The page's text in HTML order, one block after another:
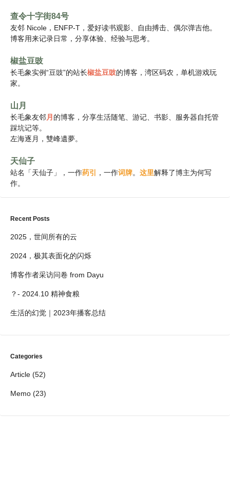
查令十字街84号
友邻 Nicole，ENFP-T，爱好读书观影、自由搏击、偶尔弹吉他。
博客用来记录日常，分享体验、经验与思考。
椒盐豆豉
长毛象实例“豆豉”的站长椒盐豆豉的博客，湾区码农，单机游戏玩
家。
山月
长毛象友邻月 的博客，分享生活随笔、游记、书影、服务器自托管
踩坑记等。
左海逐月，雙峰遺夢。
天仙子
站名「天仙子」，一作药引 ，一作词牌。 这里解释了博主为何写
作。
Recent Posts
2025，世间所有的云
2024，极其表面化的闪烁
博客作者采访问卷 from Dayu
？- 2024.10 精神食粮
生活的幻觉｜2023年播客总结
Categories
Article (52)
Memo (23)